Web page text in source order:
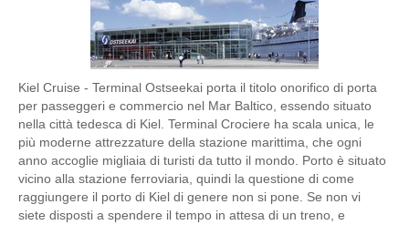
Kiel Cruise - Terminal Ostseekai porta il titolo onorifico di porta
per passeggeri e commercio nel Mar Baltico, essendo situato
nella città tedesca di Kiel. Terminal Crociere ha scala unica, le
più moderne attrezzature della stazione marittima, che ogni
anno accoglie migliaia di turisti da tutto il mondo. Porto è situato
vicino alla stazione ferroviaria, quindi la questione di come
raggiungere il porto di Kiel di genere non si pone. Se non vi
siete disposti a spendere il tempo in attesa di un treno, e